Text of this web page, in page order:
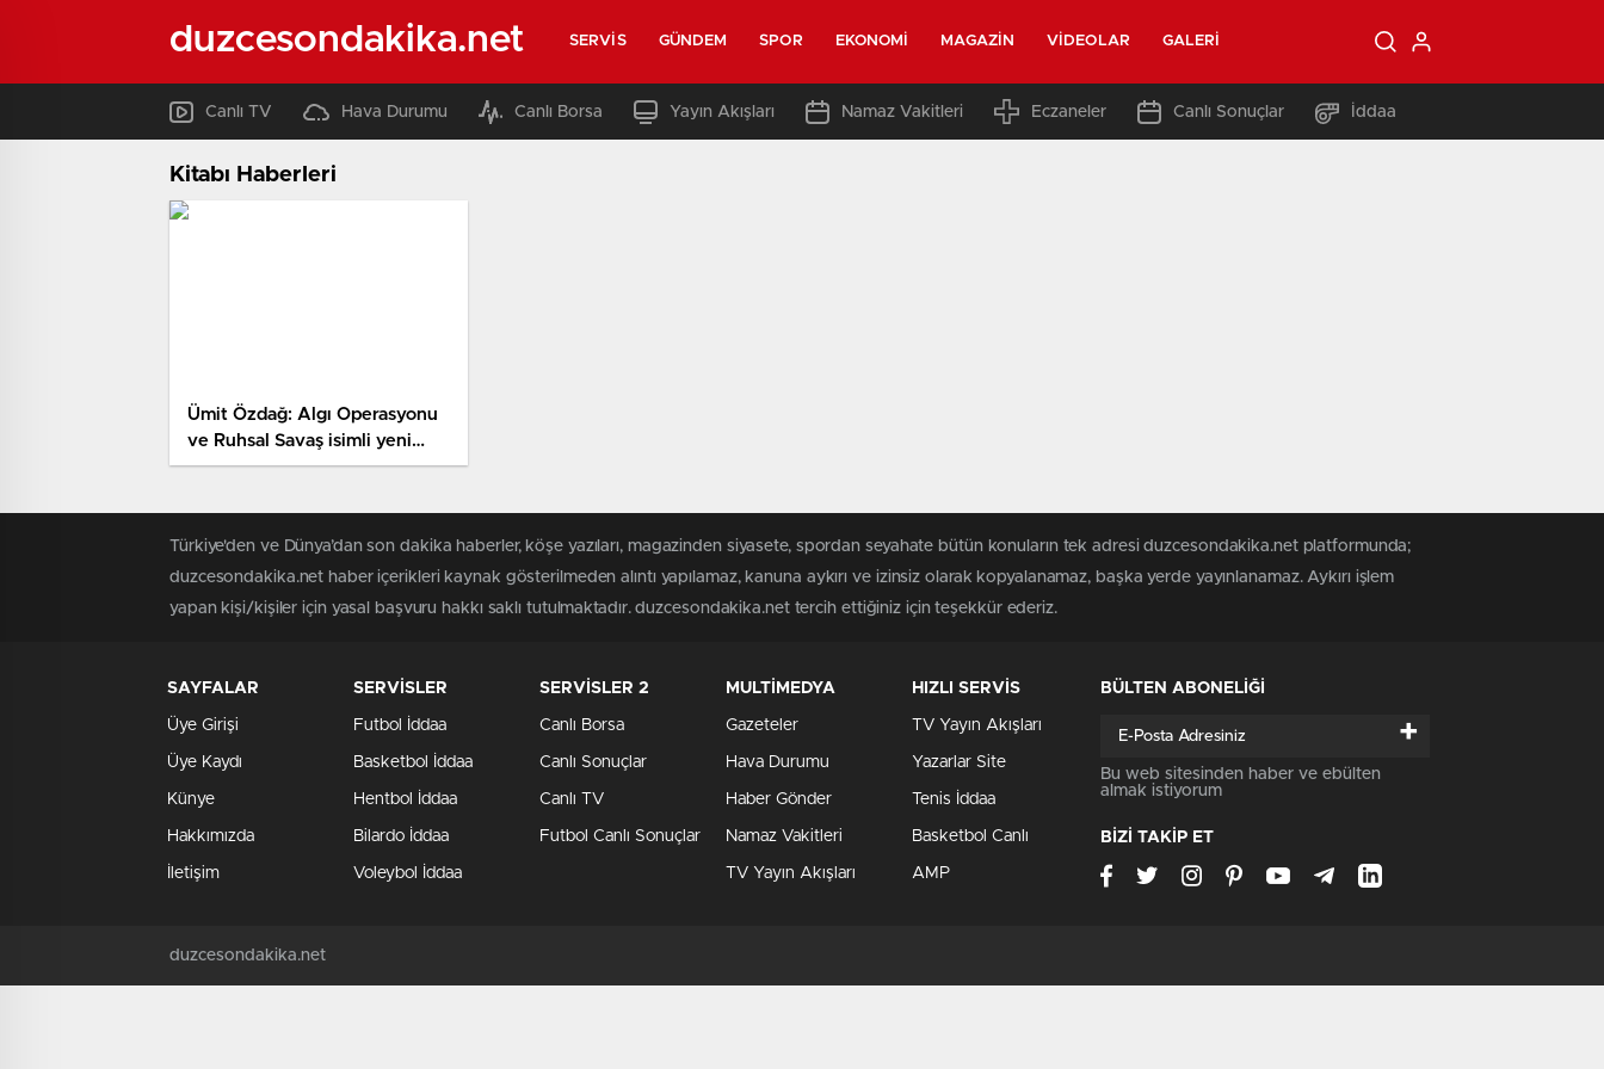
duzcesondakika.net SERVIS GÜNDEM SPOR EKONOMI MAGAZIN VIDEOLAR GALERI
Canlı TV Hava Durumu Canlı Borsa Yayın Akışları Namaz Vakitleri Eczaneler Canlı Sonuçlar İddaa
Kitabı Haberleri
Ümit Özdağ: Algı Operasyonu
ve Ruhsal Savaş isimli yeni
kitabının çıktığını duyurdu
Türkiye'den ve Dünya’dan son dakika haberler, köşe yazıları, magazinden siyasete, spordan seyahate bütün konuların tek adresi duzcesondakika.net platformunda;
duzcesondakika.net haber içerikleri kaynak gösterilmeden alıntı yapılamaz, kanuna aykırı ve izinsiz olarak kopyalanamaz, başka yerde yayınlanamaz. Aykırı işlem
yapan kişi/kişiler için yasal başvuru hakkı saklı tutulmaktadır. duzcesondakika.net tercih ettiğiniz için teşekkür ederiz.
SAYFALAR
Üye Girişi
Üye Kaydı
Künye
Hakkımızda
İletişim
SERVİSLER
Futbol İddaa
Basketbol İddaa
Hentbol İddaa
Bilardo İddaa
Voleybol İddaa
SERVİSLER 2
Canlı Borsa
Canlı Sonuçlar
Canlı TV
Futbol Canlı Sonuçlar
MULTİMEDYA
Gazeteler
Hava Durumu
Haber Gönder
Namaz Vakitleri
TV Yayın Akışları
HIZLI SERVİS
TV Yayın Akışları
Yazarlar Site
Tenis İddaa
Basketbol Canlı
AMP
BÜLTEN ABONELİĞİ
+
Bu web sitesinden haber ve ebülten
almak istiyorum
BİZİ TAKİP ET
duzcesondakika.net